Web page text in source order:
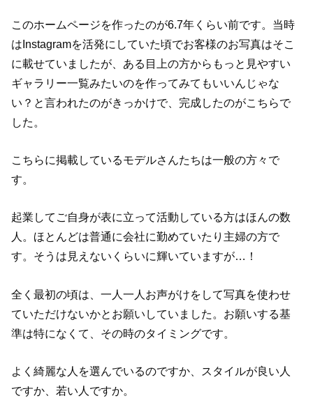
このホームページを作ったのが6.7年くらい前です。当時
はInstagramを活発にしていた頃でお客様のお写真はそこ
に載せていましたが、ある目上の方からもっと見やすい
ギャラリー一覧みたいのを作ってみてもいいんじゃな
い？と言われたのがきっかけで、完成したのがこちらで
した。
こちらに掲載しているモデルさんたちは一般の方々で
す。
起業してご自身が表に立って活動している方はほんの数
人。ほとんどは普通に会社に勤めていたり主婦の方で
す。そうは見えないくらいに輝いていますが…！
全く最初の頃は、一人一人お声がけをして写真を使わせ
ていただけないかとお願いしていました。お願いする基
準は特になくて、その時のタイミングです。
よく綺麗な人を選んでいるのですか、スタイルが良い人
ですか、若い人ですか。